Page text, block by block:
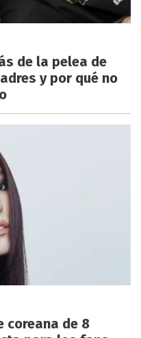
de la pelea de
y por qué no
coreana de 8